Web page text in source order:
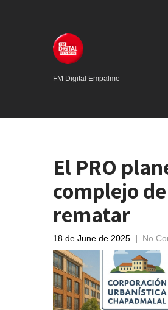
FM Digital Empalme
El PRO
complejo
rematar
18 de June de 2025 | No